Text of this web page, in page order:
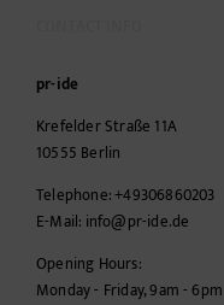
pr-ide
Krefelder Straße 11A
10555 Berlin
Telephone:+49306860203
E-Mail: info@pr-ide.de
Opening Hours:
Monday - Friday, 9am - 6pm